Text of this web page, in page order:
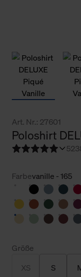
Art. Nr.: 27601
Poloshirt
5
Farbevanille - 165
Größe
XS S